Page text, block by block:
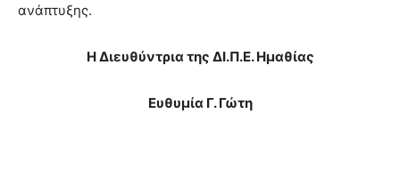
ανάπτυξης.
Η Διευθύντρια της ΔΙ.Π.Ε. Ημαθίας
Ευθυμία Γ. Γώτη